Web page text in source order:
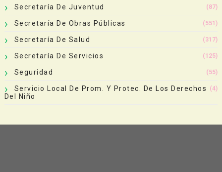
Secretaría De Juventud (87)
Secretaría De Obras Públicas (551)
Secretaría De Salud (317)
Secretaría De Servicios (125)
Seguridad (55)
Servicio Local De Prom. Y Protec. De Los Derechos
Del Niño
(4)